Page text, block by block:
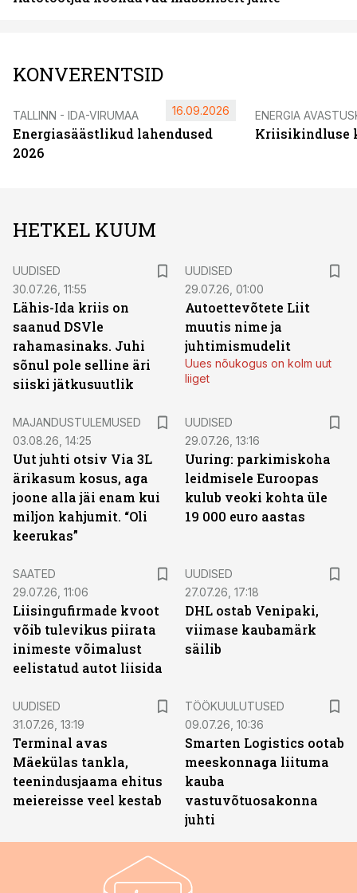
KONVERENTSID
TALLINN - IDA-VIRUMAA
Energiasäästlikud lahendused
2026
16.09.2026 ENERGIA
Kriisikindluse
HETKEL KUUM
UUDISED
30.07.26, 11:55
Lähis-Ida kriis on
saanud DSVle
rahamasinaks. Juhi
sõnul pole selline äri
siiski jätkusuutlik
UUDISED
29.07.26, 01:00
Autoettevõtete Liit
muutis nime ja
juhtimismudelit
Uues nõukogus on kolm uut
liiget
MAJANDUSTULEMUSED
03.08.26, 14:25
Uut juhti otsiv Via 3L
ärikasum kosus, aga
joone alla jäi enam kui
miljon kahjumit. “Oli
keerukas”
UUDISED
29.07.26, 13:16
Uuring: parkimiskoha
leidmisele Euroopas
kulub veoki kohta üle
19 000 euro aastas
SAATED
29.07.26, 11:06
Liisingufirmade kvoot
võib tulevikus piirata
inimeste võimalust
eelistatud autot liisida
UUDISED
27.07.26, 17:18
DHL ostab Venipaki,
viimase kaubamärk
säilib
UUDISED
31.07.26, 13:19
Terminal avas
Mäekülas tankla,
teenindusjaama ehitus
meiereisse veel kestab
TÖÖKUULUTUSED
09.07.26, 10:36
Smarten Logistics ootab
meeskonnaga liituma
kauba
vastuvõtuosakonna
juhti